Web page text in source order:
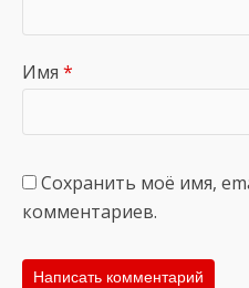
Имя *
Сохранить моё имя,
комментариев.